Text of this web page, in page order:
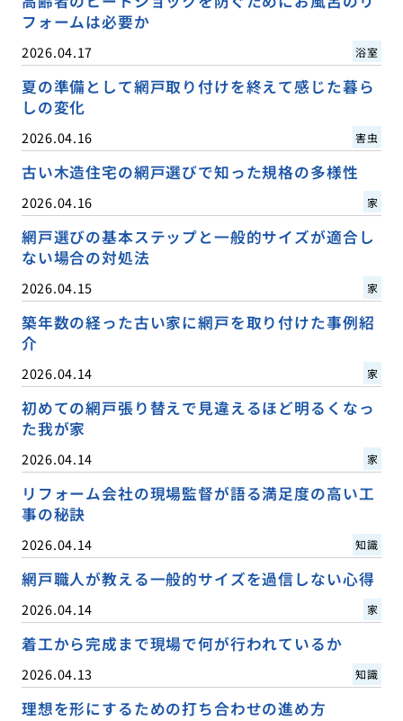
フォームは必要か
2026.04.17 浴室
夏の準備として網戸取り付けを終えて感じた暮ら
しの変化
2026.04.16 害虫
古い木造住宅の網戸選びで知った規格の多様性
2026.04.16 家
網戸選びの基本ステップと一般的サイズが適合し
ない場合の対処法
2026.04.15 家
築年数の経った古い家に網戸を取り付けた事例紹
介
2026.04.14 家
初めての網戸張り替えで見違えるほど明るくなっ
た我が家
2026.04.14 家
リフォーム会社の現場監督が語る満足度の高い工
事の秘訣
2026.04.14 知識
網戸職人が教える一般的サイズを過信しない心得
2026.04.14 家
着工から完成まで現場で何が行われているか
2026.04.13 知識
理想を形にするための打ち合わせの進め方